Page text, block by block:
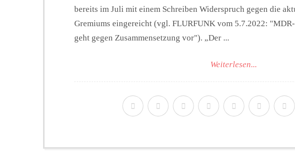
bereits im Juli mit einem Schreiben Widerspruch gegen die
Gremiums eingereicht (vgl. FLURFUNK vom 5.7.2022:
geht gegen Zusammensetzung vor"). „Der ...
Weiterlesen...